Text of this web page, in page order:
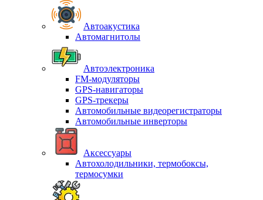
Автоакустика
Автомагнитолы
Автоэлектроника
FM-модуляторы
GPS-навигаторы
GPS-трекеры
Автомобильные видеорегистраторы
Автомобильные инверторы
Аксессуары
Автохолодильники, термобоксы,
термосумки